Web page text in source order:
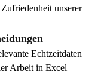
unserer
Echtzeitdaten
Arbeit in Excel